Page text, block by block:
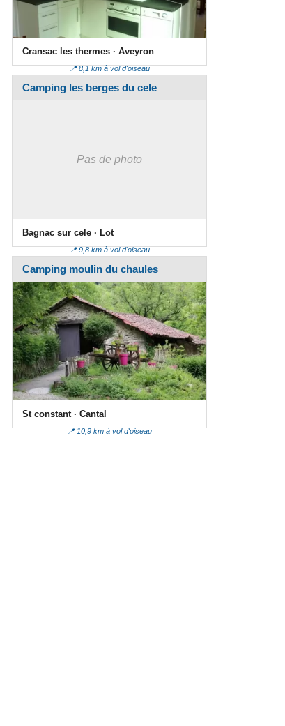
Cransac les thermes · Aveyron
📍 8,1 km à vol d'oiseau
Camping les berges du cele
Pas de photo
Bagnac sur cele · Lot
📍 9,8 km à vol d'oiseau
Camping moulin du chaules
St constant · Cantal
📍 10,9 km à vol d'oiseau